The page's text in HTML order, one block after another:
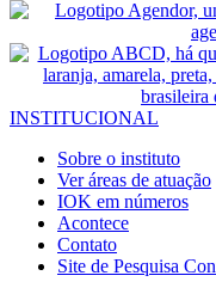
INSTITUCIONAL
Sobre o instituto
Ver áreas de atuação
IOK em números
Acontece
Contato
Site de Pesquisa